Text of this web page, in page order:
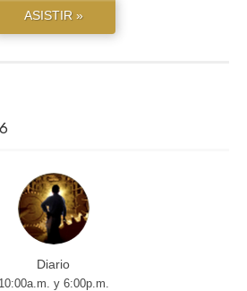
ASISTIR »
Diario
10:00a.m. y 6:00p.m.